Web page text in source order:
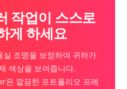
작업이 스스로
게 하세요
조명을 보정하여 귀하가
색상을 보여줍니다.
깔끔한 포트폴리오 프레